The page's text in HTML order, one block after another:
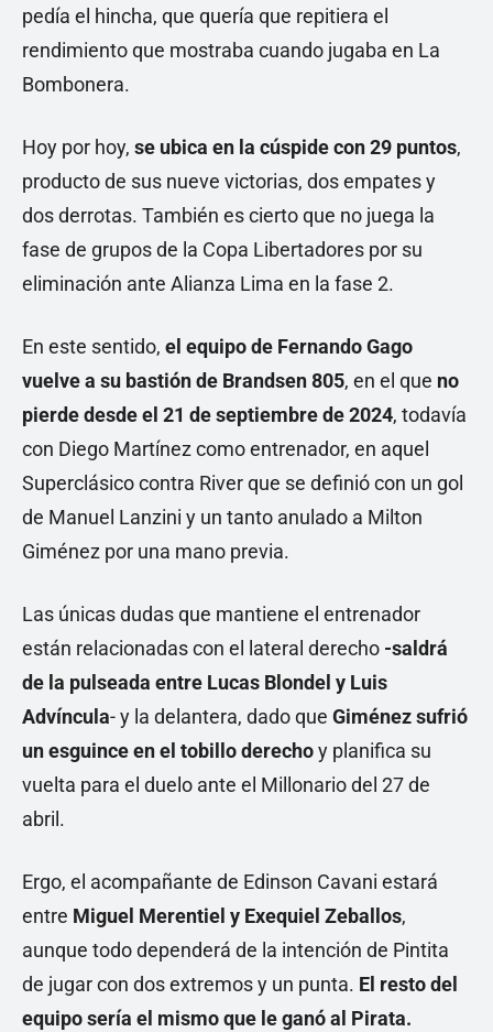
pedía el hincha, que quería que repitiera el
rendimiento que mostraba cuando jugaba en La
Bombonera.
Hoy por hoy, se ubica en la cúspide con 29 puntos,
producto de sus nueve victorias, dos empates y
dos derrotas. También es cierto que no juega la
fase de grupos de la Copa Libertadores por su
eliminación ante Alianza Lima en la fase 2.
En este sentido, el equipo de Fernando Gago
vuelve a su bastión de Brandsen 805, en el que no
pierde desde el 21 de septiembre de 2024, todavía
con Diego Martínez como entrenador, en aquel
Superclásico contra River que se definió con un gol
de Manuel Lanzini y un tanto anulado a Milton
Giménez por una mano previa.
Las únicas dudas que mantiene el entrenador
están relacionadas con el lateral derecho -saldrá
de la pulseada entre Lucas Blondel y Luis
Advíncula- y la delantera, dado que Giménez sufrió
un esguince en el tobillo derechoy planifica su
vuelta para el duelo ante el Millonario del 27 de
abril.
Ergo, el acompañante de Edinson Cavani estará
entre Miguel Merentiel y Exequiel Zeballos,
aunque todo dependerá de la intención de Pintita
de jugar con dos extremos y un punta. El resto del
equipo sería el mismo que le ganó al Pirata.